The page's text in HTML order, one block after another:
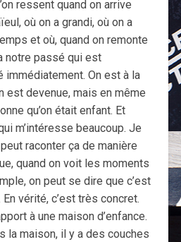
ressent quand on arrive
où on a grandi, où on a
et où, quand on remonte
notre passé qui est
immédiatement. On est à la
est devenue, mais en même
qu’on était enfant. Et
m’intéresse beaucoup. Je
raconter ça de manière
quand on voit les moments
on peut se dire que c’est
vérité, c’est très concret.
à une maison d’enfance.
la maison, il y a des couches